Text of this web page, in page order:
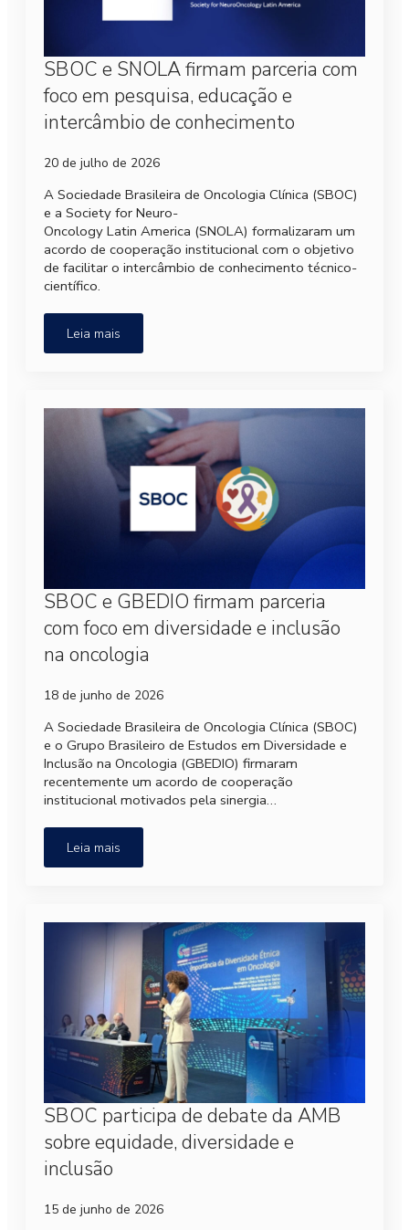
SBOC e SNOLA firmam parceria com
foco em pesquisa, educação e
intercâmbio de conhecimento
20 de julho de 2026
A Sociedade Brasileira de Oncologia Clínica (SBOC)
e a Society for Neuro-
Oncology Latin America (SNOLA) formalizaram um
acordo de cooperação institucional com o objetivo
de facilitar o intercâmbio de conhecimento técnico-
científico.
Leia mais
SBOC e GBEDIO firmam parceria
com foco em diversidade e inclusão
na oncologia
18 de junho de 2026
A Sociedade Brasileira de Oncologia Clínica (SBOC)
e o Grupo Brasileiro de Estudos em Diversidade e
Inclusão na Oncologia (GBEDIO) firmaram
recentemente um acordo de cooperação
institucional motivados pela sinergia…
Leia mais
SBOC participa de debate da AMB
sobre equidade, diversidade e
inclusão
15 de junho de 2026